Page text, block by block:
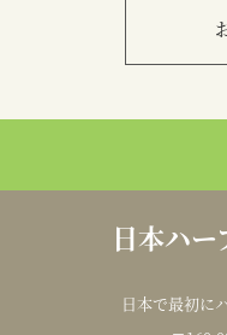
日本ハ
日本で最初に